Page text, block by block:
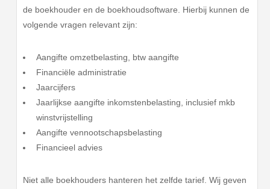
de boekhouder en de boekhoudsoftware. Hierbij kunnen de
volgende vragen relevant zijn:
Aangifte omzetbelasting, btw aangifte
Financiële administratie
Jaarcijfers
Jaarlijkse aangifte inkomstenbelasting, inclusief mkb
winstvrijstelling
Aangifte vennootschapsbelasting
Financieel advies
Niet alle boekhouders hanteren het zelfde tarief. Wij geven